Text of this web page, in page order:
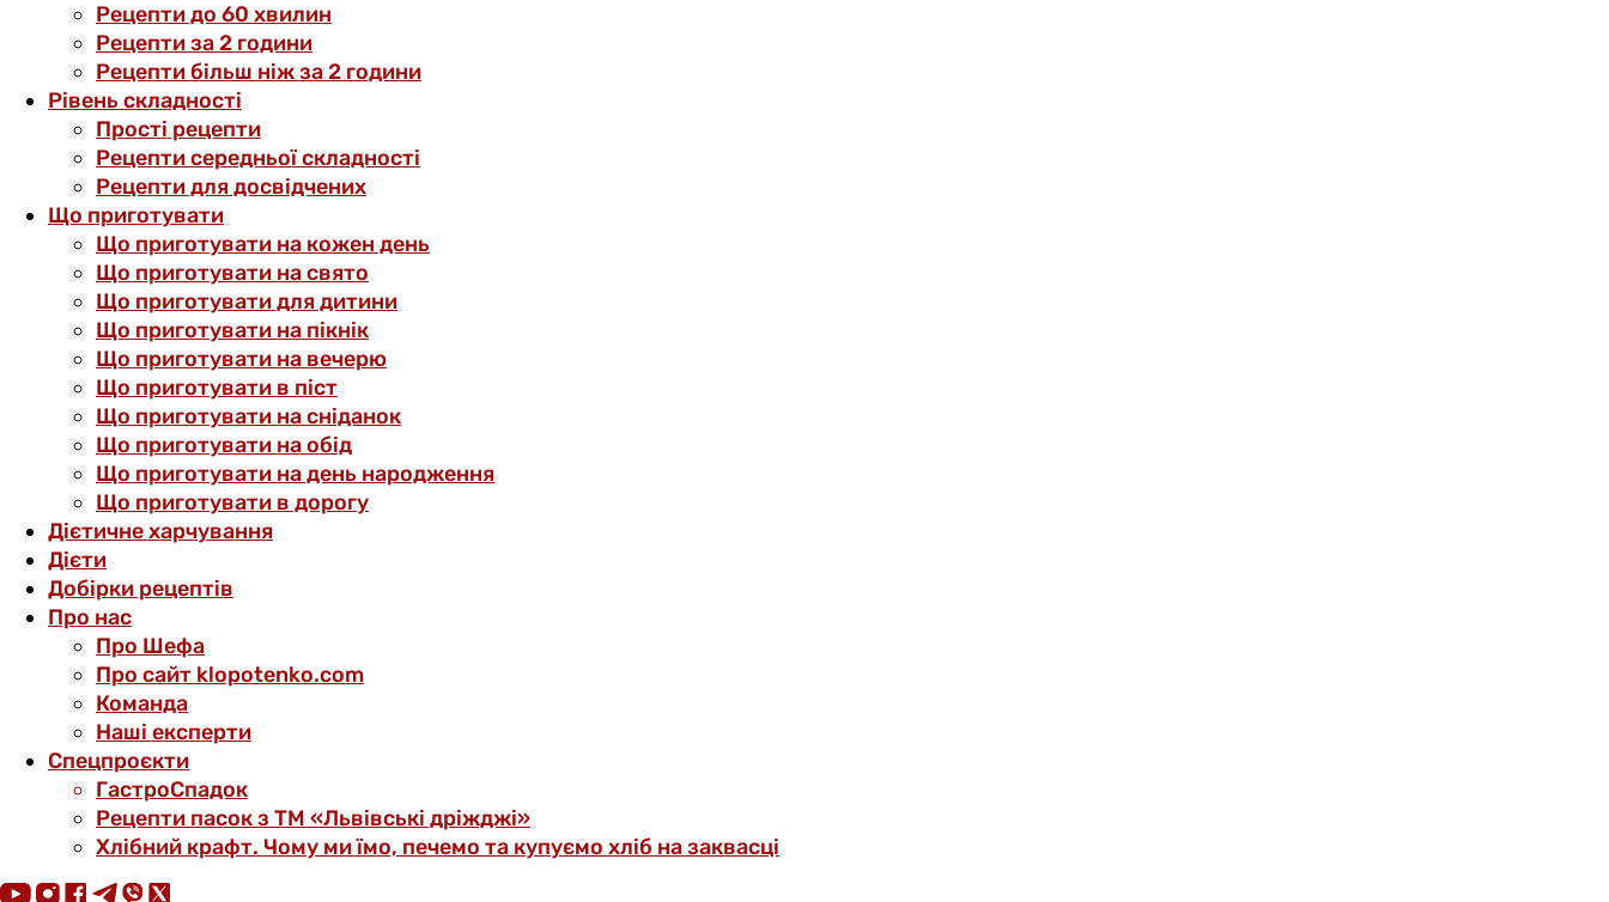
Рецепти до 60 хвилин
Рецепти за 2 години
Рецепти більш ніж за 2 години
Рівень складності
Прості рецепти
Рецепти середньої складності
Рецепти для досвідчених
Що приготувати
Що приготувати на кожен день
Що приготувати на свято
Що приготувати для дитини
Що приготувати на пікнік
Що приготувати на вечерю
Що приготувати в піст
Що приготувати на сніданок
Що приготувати на обід
Що приготувати на день народження
Що приготувати в дорогу
Дієтичне харчування
Дієти
Добірки рецептів
Про нас
Про Шефа
Про сайт klopotenko.com
Команда
Наші експерти
Спецпроєкти
ГастроСпадок
Рецепти пасок з ТМ «Львівські дріжджі»
Хлібний крафт. Чому ми їмо, печемо та купуємо хліб на заквасці